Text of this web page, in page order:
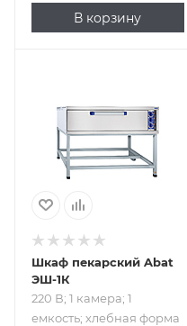
В корзину
емкость; хлебная
форма №7,
противни 530х470
мм, GN 1/1; от 20
Шкаф пекарский Abat
ЭШ-1К
220 В; 1 камера; 1
емкость; хлебная форма